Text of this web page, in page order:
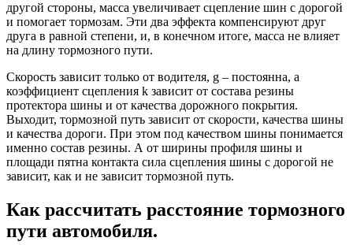
другой стороны, масса увеличивает сцепление шин с дорогой
и помогает тормозам. Эти два эффекта компенсируют друг
друга в равной степени, и, в конечном итоге, масса не влияет
на длину тормозного пути.
Скорость зависит только от водителя, g – постоянна, а
коэффициент сцепления k зависит от состава резины
протектора шины и от качества дорожного покрытия.
Выходит, тормозной путь зависит от скорости, качества шины
и качества дороги. При этом под качеством шины понимается
именно состав резины. А от ширины профиля шины и
площади пятна контакта сила сцепления шины с дорогой не
зависит, как и не зависит тормозной путь.
Как рассчитать расстояние тормозного
пути автомобиля.